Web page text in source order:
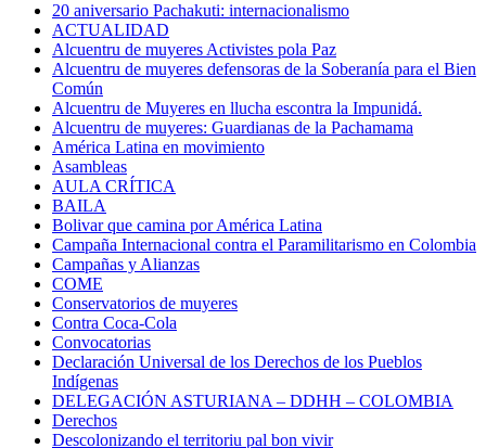
20 aniversario Pachakuti: internacionalismo
ACTUALIDAD
Alcuentru de muyeres Activistes pola Paz
Alcuentru de muyeres defensoras de la Soberanía para el Bien
Común
Alcuentru de Muyeres en llucha escontra la Impunidá.
Alcuentru de muyeres: Guardianas de la Pachamama
América Latina en movimiento
Asambleas
AULA CRÍTICA
BAILA
Bolivar que camina por América Latina
Campaña Internacional contra el Paramilitarismo en Colombia
Campañas y Alianzas
COME
Conservatorios de muyeres
Contra Coca-Cola
Convocatorias
Declaración Universal de los Derechos de los Pueblos
Indígenas
DELEGACIÓN ASTURIANA – DDHH – COLOMBIA
Derechos
Descolonizando el territoriu pal bon vivir